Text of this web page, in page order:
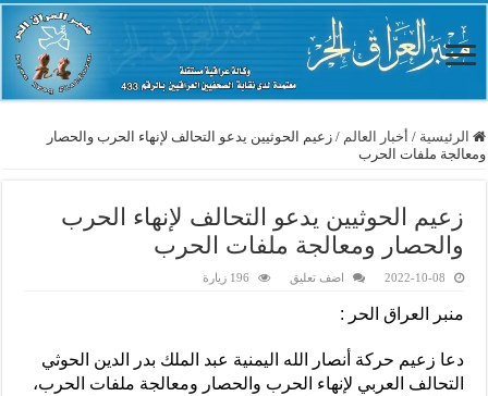
الرئيسية / أخبار العالم / زعيم الحوثيين يدعو التحالف لإنهاء الحرب والحصار
ومعالجة ملفات الحرب
زعيم الحوثيين يدعو التحالف لإنهاء الحرب
والحصار ومعالجة ملفات الحرب
2022-10-08 اضف تعليق 196 زيارة
منبر العراق الحر :
دعا زعيم حركة أنصار الله اليمنية عبد الملك بدر الدين الحوثي
التحالف العربي لإنهاء الحرب والحصار ومعالجة ملفات الحرب،